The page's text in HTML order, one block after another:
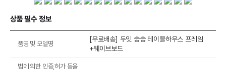
상품 필수 정보
품명 및 모델명
[무료배송] 두잇 숨숨 테이블하우스 프레임
+웨이브보드
법에 의한 인증,허가 등을